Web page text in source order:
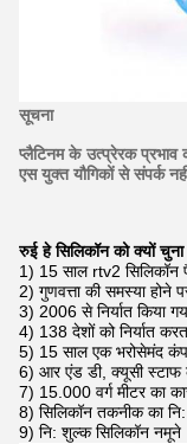
सूचना
प्लैटिनम के उत्प्रेरक प्रभाव
एस युक्त यौगिकों से संपर्क
रुई हे सिलिकॉन को क्यों चुना
1) 15 साल rtv2 सिलिकॉन
2) गुणवत्ता की समस्या होने
3) 2006 से निर्यात किया
4) 138 देशों को निर्यात
5) 15 साल एक भरोसेमंद
6) आर एंड डी, क्यूसी स्टाफ
7) 15.000 वर्ग मीटर का
8) सिलिकॉन तकनीक का
9) नि: शुल्क सिलिकॉन नमूने